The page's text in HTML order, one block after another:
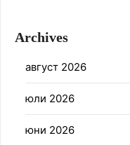
Archives
август 2026
юли 2026
юни 2026